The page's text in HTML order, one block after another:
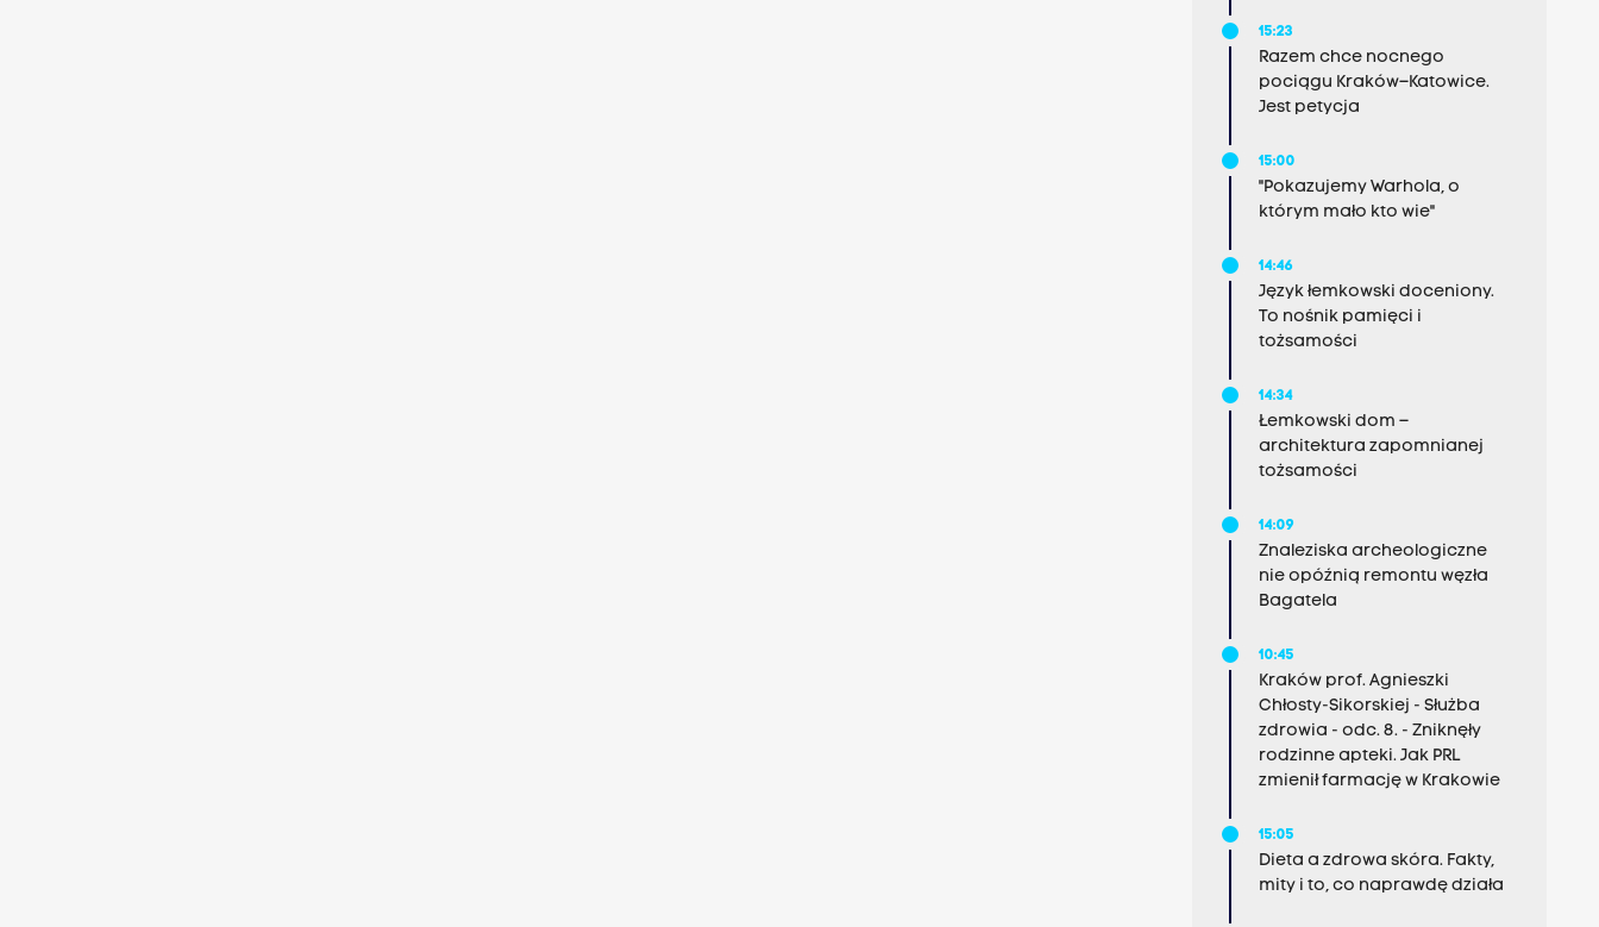
15:23
Razem chce nocnego
pociągu Kraków–Katowice.
Jest petycja
15:00
"Pokazujemy Warhola, o
którym mało kto wie"
14:46
Język łemkowski doceniony.
To nośnik pamięci i
tożsamości
14:34
Łemkowski dom –
architektura zapomnianej
tożsamości
14:09
Znaleziska archeologiczne
nie opóźnią remontu węzła
Bagatela
10:45
Kraków prof. Agnieszki
Chłosty-Sikorskiej - Służba
zdrowia - odc. 8. - Zniknęły
rodzinne apteki. Jak PRL
zmienił farmację w Krakowie
15:05
Dieta a zdrowa skóra. Fakty,
mity i to, co naprawdę działa